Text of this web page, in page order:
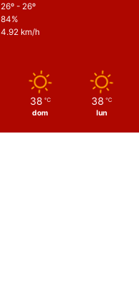
26º - 26º
84%
4.92 km/h
38 ℃
dom
38 ℃
lun